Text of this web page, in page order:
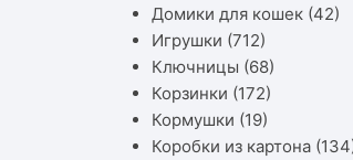
Домики для кошек (42)
Игрушки (712)
Ключницы (68)
Корзинки (172)
Кормушки (19)
Коробки из картона